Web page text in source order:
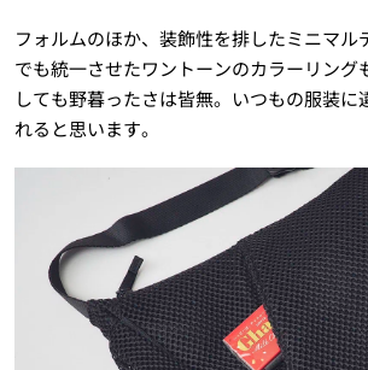
フォルムのほか、装飾性を排したミニマル
でも統一させたワントーンのカラーリング
しても野暮ったさは皆無。いつもの服装に
れると思います。